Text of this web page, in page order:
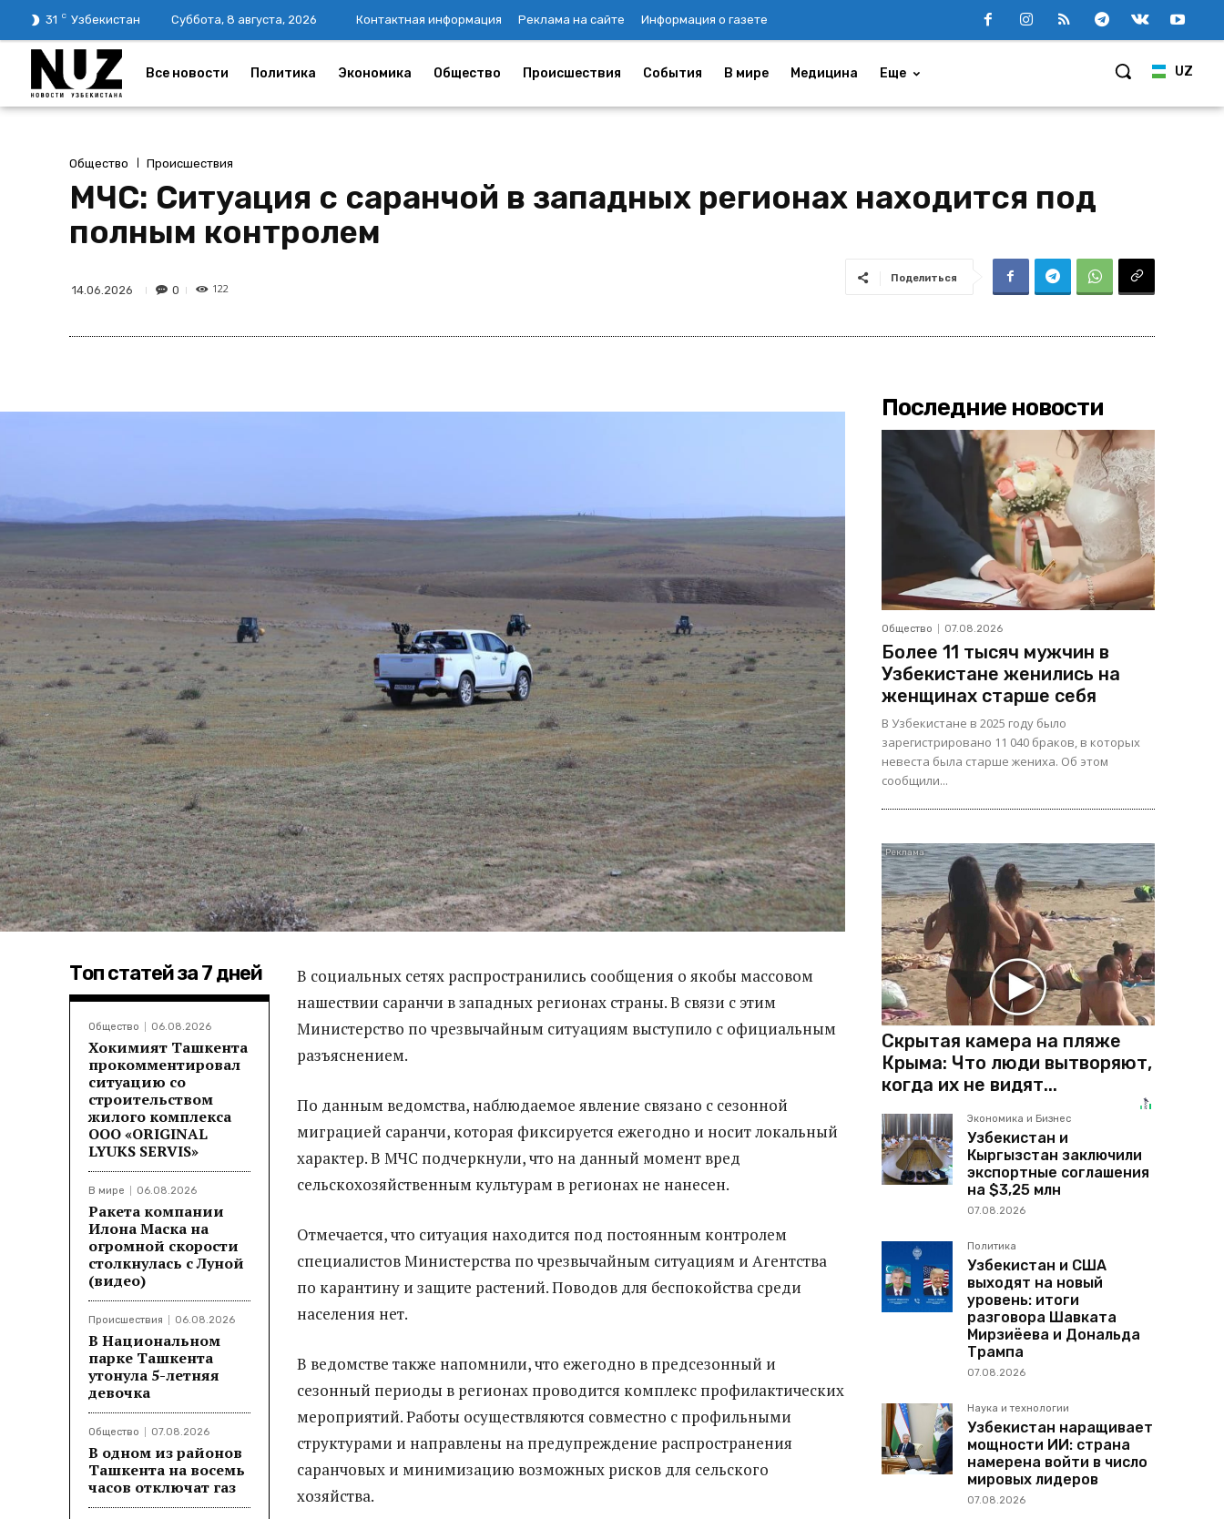
31 C Узбекистан Суббота, 8 августа, 2026 Контактная информация Реклама на сайте Информация о газете
UZ
Все новости Политика Экономика Общество Происшествия События В мире Медицина Еще
Общество Происшествия
МЧС: Ситуация с саранчой в западных регионах находится под
полным контролем
14.06.2026 0 122
Поделиться
Топ статей за 7 дней
Общество 06.08.2026
Хокимият Ташкента
прокомментировал
ситуацию со
строительством
жилого комплекса
ООО «ORIGINAL
LYUKS SERVIS»
В мире 06.08.2026
Ракета компании
Илона Маска на
огромной скорости
столкнулась с Луной
(видео)
Происшествия 06.08.2026
В Национальном
парке Ташкента
утонула 5-летняя
девочка
Общество 07.08.2026
В одном из районов
Ташкента на восемь
часов отключат газ
В социальных сетях распространились сообщения о якобы массовом
нашествии саранчи в западных регионах страны. В связи с этим
Министерство по чрезвычайным ситуациям выступило с официальным
разъяснением.
По данным ведомства, наблюдаемое явление связано с сезонной
миграцией саранчи, которая фиксируется ежегодно и носит локальный
характер. В МЧС подчеркнули, что на данный момент вред
сельскохозяйственным культурам в регионах не нанесен.
Отмечается, что ситуация находится под постоянным контролем
специалистов Министерства по чрезвычайным ситуациям и Агентства
по карантину и защите растений. Поводов для беспокойства среди
населения нет.
В ведомстве также напомнили, что ежегодно в предсезонный и
сезонный периоды в регионах проводится комплекс профилактических
мероприятий. Работы осуществляются совместно с профильными
структурами и направлены на предупреждение распространения
саранчовых и минимизацию возможных рисков для сельского
хозяйства.
Последние новости
Общество 07.08.2026
Более 11 тысяч мужчин в
Узбекистане женились на
женщинах старше себя
В Узбекистане в 2025 году было
зарегистрировано 11 040 браков, в которых
невеста была старше жениха. Об этом
сообщили...
Скрытая камера на пляже
Крыма: Что люди вытворяют,
когда их не видят...
Экономика и Бизнес
Узбекистан и
Кыргызстан заключили
экспортные соглашения
на $3,25 млн
07.08.2026
Политика
Узбекистан и США
выходят на новый
уровень: итоги
разговора Шавката
Мирзиёева и Дональда
Трампа
07.08.2026
Наука и технологии
Узбекистан наращивает
мощности ИИ: страна
намерена войти в число
мировых лидеров
07.08.2026